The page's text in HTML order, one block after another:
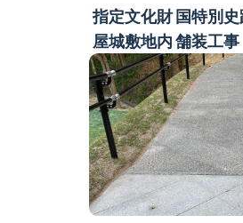
指定文化財 国特別
屋城敷地内 舗装工事